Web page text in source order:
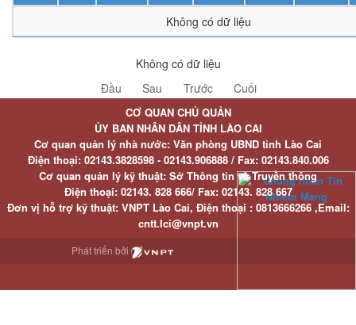
Không có dữ liệu
Không có dữ liệu
Đầu
Sau Trước Cuối
CƠ QUAN CHỦ QUẢN
ỦY BAN NHÂN DÂN TỈNH LÀO CAI
Cơ quan quản lý nhà nước: Văn phòng UBND tỉnh Lào Cai
Điện thoại:02143.3828598 - 02143.906888 / Fax:02143.840.006
Cơ quan quản lý kỹ thuật: Sở Thông tin và Truyền thông
Điện thoại:02143. 828 666/ Fax:02143. 828 667
Đơn vị hỗ trợ kỹ thuật: VNPT Lào Cai, Điện thoại : 0813666266 ,Email:
cntt.lci@vnpt.vn
Phát triển bởi